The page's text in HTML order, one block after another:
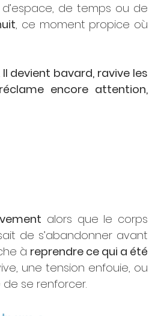
de temps ou de
, ce moment propice où
Il devient bavard, ravive les
encore attention,
alors que le corps
de s’abandonner avant
à reprendre ce qui a été
une tension enfouie, ou
de se renforcer.